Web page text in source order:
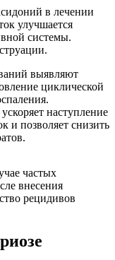
в лечении
улучшается
системы.
выявляют
циклической
наступление
и позволяет снизить
частых
внесения
рецидивов